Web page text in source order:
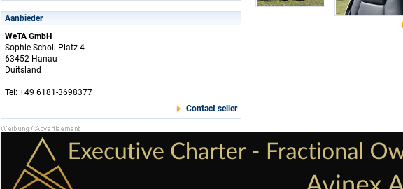
Aanbieder
WeTA GmbH
Sophie-Scholl-Platz 4
63452 Hanau
Duitsland
Tel: +49 6181-3698377
Contact seller